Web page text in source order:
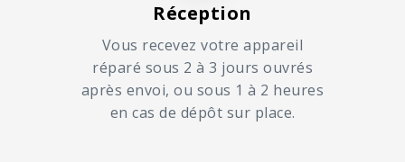
Réception
Vous recevez votre appareil
réparé sous 2 à 3 jours ouvrés
après envoi, ou sous 1 à 2 heures
en cas de dépôt sur place.